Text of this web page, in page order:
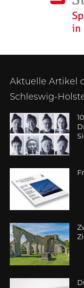
Aktuelle Artikel
Schleswig-